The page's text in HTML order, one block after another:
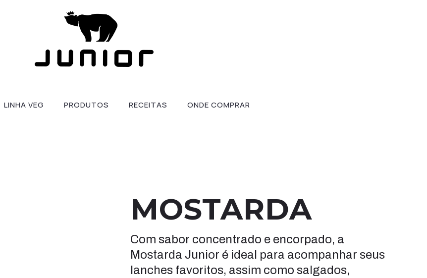
LINHA VEG PRODUTOS RECEITAS ONDE COMPRAR
MOSTARDA
Com sabor concentrado e encorpado, a
Mostarda Junior é ideal para acompanhar seus
lanches favoritos, assim como salgados,